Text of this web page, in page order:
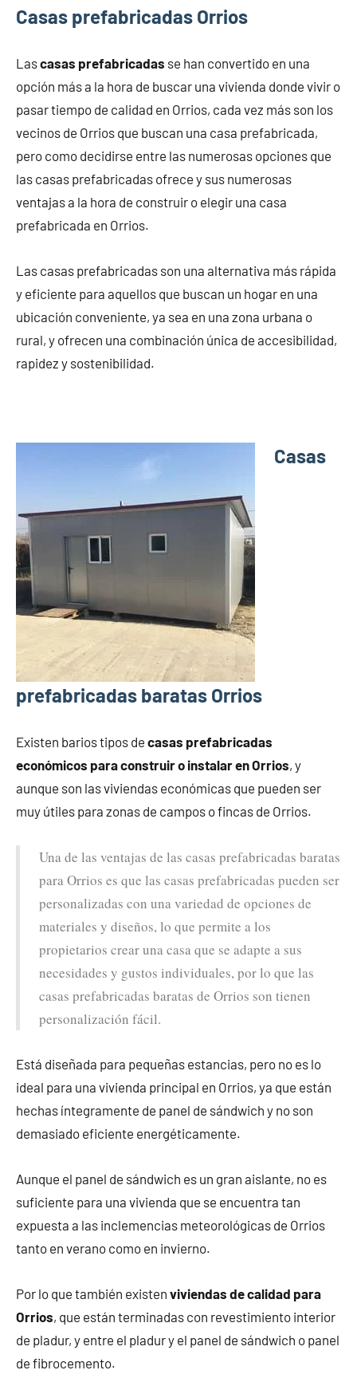
Casas prefabricadas Orrios
Lascasas prefabricadas se han convertido en una
opción más a la hora de buscar una vivienda donde vivir o
pasar tiempo de calidad en Orrios, cada vez más son los
vecinos de Orrios que buscan una casa prefabricada,
pero como decidirse entre las numerosas opciones que
las casas prefabricadas ofrece y sus numerosas
ventajas a la hora de construir o elegir una casa
prefabricada en Orrios.
Las casas prefabricadas son una alternativa más rápida
y eficiente para aquellos que buscan un hogar en una
ubicación conveniente, ya sea en una zona urbana o
rural, y ofrecen una combinación única de accesibilidad,
rapidez y sostenibilidad.
Casas
prefabricadas baratas Orrios
Existen barios tipos de casas prefabricadas
económicos para construir o instalar en Orrios, y
aunque son las viviendas económicas que pueden ser
muy útiles para zonas de campos o fincas de Orrios.
Una de las ventajas de las casas prefabricadas baratas
para Orrios es que las casas prefabricadas pueden ser
personalizadas con una variedad de opciones de
materiales y diseños, lo que permite a los
propietarios crear una casa que se adapte a sus
necesidades y gustos individuales, por lo que las
casas prefabricadas baratas de Orrios son tienen
personalización fácil.
Está diseñada para pequeñas estancias, pero no es lo
ideal para una vivienda principal en Orrios, ya que están
hechas íntegramente de panel de sándwich y no son
demasiado eficiente energéticamente.
Aunque el panel de sándwich es un gran aislante, no es
suficiente para una vivienda que se encuentra tan
expuesta a las inclemencias meteorológicas de Orrios
tanto en verano como en invierno.
Por lo que también existen viviendas de calidad para
Orrios, que están terminadas con revestimiento interior
de pladur, y entre el pladur y el panel de sándwich o panel
de fibrocemento.